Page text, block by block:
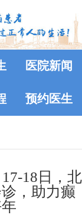
医院新闻
预约医生
18日，北
，助力癫